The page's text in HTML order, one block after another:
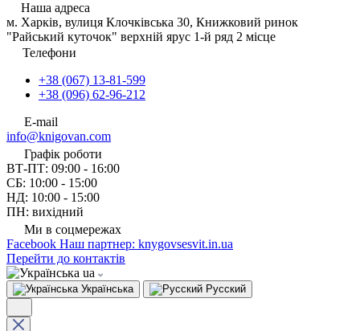
Наша адреса
м. Харків, вулиця Клочківська 30, Книжковий ринок
"Райський куточок" верхній ярус 1-й ряд 2 місце
Телефони
+38 (067) 13-81-599
+38 (096) 62-96-212
E-mail
info@knigovan.com
Графік роботи
ВТ-ПТ: 09:00 - 16:00
СБ: 10:00 - 15:00
НД: 10:00 - 15:00
ПН: вихідний
Ми в соцмережах
Facebook Наш партнер: knygovsesvit.in.ua
Перейти до контактів
ua
Українська Русский